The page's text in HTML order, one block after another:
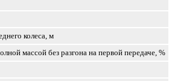
колеса, м
массой без разгона на первой передаче, %